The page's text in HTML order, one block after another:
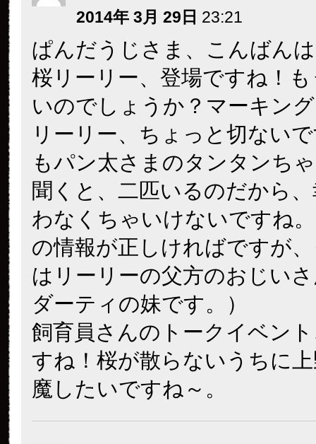
2014年 3月 29日 23:21
ぱんだうじさま、こんばん
桜リーリー、登場ですね！
いのでしょうか？マーキン
リーリー、ちょっと切ない
もパン太さまのタンタンち
聞くと、二匹いるのだから
わなくちゃいけないですね
の情報が正しければですが
はリーリーの父方のおじい
ダーティの妹です。）
飼育員さんのトークイベン
すね！桜が散らないうちに
魔したいですね～。